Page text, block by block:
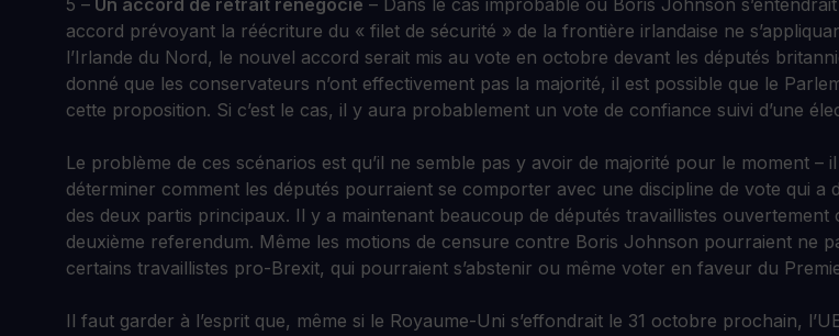
accord prévoyant la réécriture du « filet de sécurité » de la frontière irlandaise ne
l’Irlande du Nord, le nouvel accord serait mis au vote en octobre devant les députés
donné que les conservateurs n’ont effectivement pas la majorité, il est possible que le
cette proposition. Si c’est le cas, il y aura probablement un vote de confiance suivi d’une
Le problème de ces scénarios est qu’il ne semble pas y avoir de majorité pour le moment –
déterminer comment les députés pourraient se comporter avec une discipline de vote qui a
des deux partis principaux. Il y a maintenant beaucoup de députés travaillistes ouvertement
deuxième referendum. Même les motions de censure contre Boris Johnson pourraient ne
certains travaillistes pro-Brexit, qui pourraient s’abstenir ou même voter en faveur du
Il faut garder à l’esprit que, même si le Royaume-Uni s’effondrait le 31 octobre prochain,